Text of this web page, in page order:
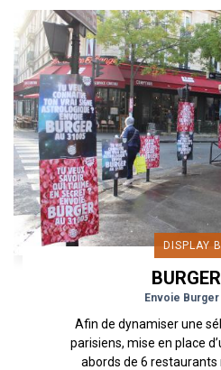
DISPLAY
Envoie Burger
Afin de dynamiser une
parisiens, mise en place
abords de 6